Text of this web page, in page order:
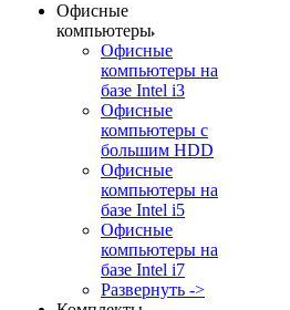
Офисные
компьютеры
Офисные
компьютеры на
базе Intel i3
Офисные
компьютеры с
большим HDD
Офисные
компьютеры на
базе Intel i5
Офисные
компьютеры на
базе Intel i7
Развернуть ->